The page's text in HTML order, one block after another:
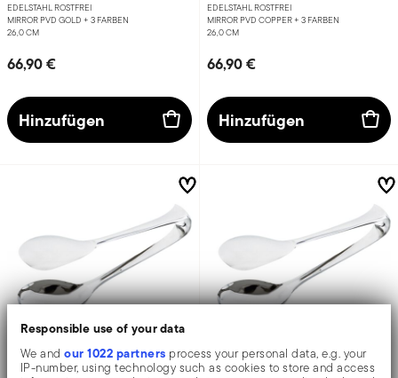
Responsible use of your data
We andour 1022 partners process your personal data, e.g. your
IP-number, using technology such as cookies to store and access
EDELSTAHL ROSTFREI
MIRROR PVD GOLD + 3 FARBEN
26,0 CM
66,90 €
Hinzufügen
EDELSTAHL ROSTFREI
MIRROR PVD COPPER + 3 FARBEN
26,0 CM
66,90 €
Hinzufügen